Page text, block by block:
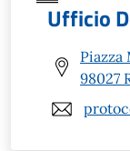
Ufficio
Piazza
98027